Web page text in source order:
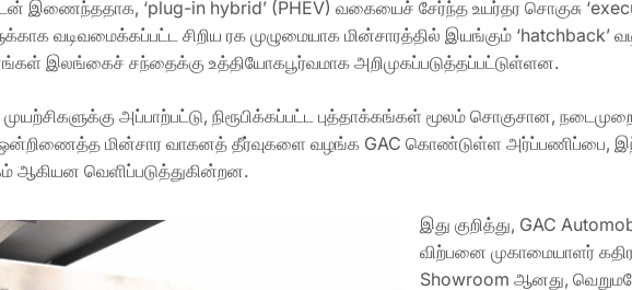
இணைந்ததாக, ‘plug-in hybrid’ (PHEV) வகையைச் சேர்ந்த உயர்தர சொகுசு
வடிவமைக்கப்பட்ட சிறிய ரக முழுமையாக மின்சாரத்தில் இயங்கும்
இலங்கைச் சந்தைக்கு உத்தியோகபூர்வமாக அறிமுகப்படுத்தப்பட்டுள்ளன.
அப்பாற்பட்டு, நிரூபிக்கப்பட்ட புத்தாக்கங்கள் மூலம் சொகுசான,
மின்சார வாகனத் தீர்வுகளை வழங்க GAC கொண்டுள்ள அர்ப்பணிப்பை, இந்த
ஆகியன வெளிப்படுத்துகின்றன.
இது குறித்து, GAC
விற்பனை முகாமையாளர்
Showroom ஆனது,